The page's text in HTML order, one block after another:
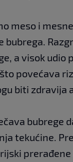
meso i
bubrega.
a visok
povećava
biti zdravija
bubrege
tekućine.